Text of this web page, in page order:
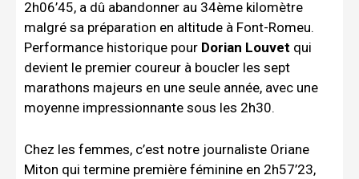
2h06’45, a dû abandonner au 34ème kilomètre
malgré sa préparation en altitude à Font-Romeu.
Performance historique pour Dorian Louvet qui
devient le premier coureur à boucler les sept
marathons majeurs en une seule année, avec une
moyenne impressionnante sous les 2h30.
Chez les femmes, c’est notre journaliste Oriane
Miton qui termine première féminine en 2h57’23,